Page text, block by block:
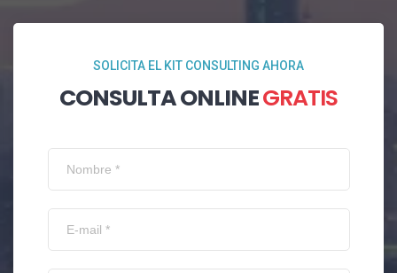
SOLICITA EL KIT CONSULTING AHORA
CONSULTA ONLINEGRATIS